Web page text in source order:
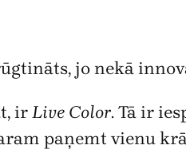
jo nekā
irLive Color. Tā ir
paņemt vienu